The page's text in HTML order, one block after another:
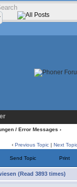
/ Error Messages ›
‹ Previous Topic | Next
Send Topic Print
(Read 3893 times)